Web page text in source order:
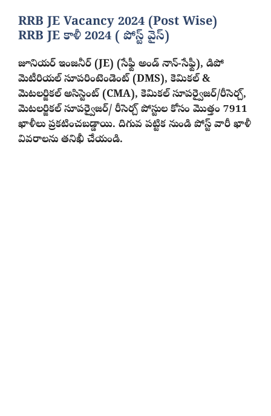
RRB JE Vacancy 2024 (Post Wise)
RRB JE కాళీ 2024 ( పోస్ట్ వైస్)
జూనియర్ ఇంజనీర్ (JE) (సేఫ్టీ అండ్ నాన్-సేఫ్టీ), డిపో
మెటీరియల్ సూపరింటెండెంట్ (DMS), కెమికల్ &
మెటలర్జికల్ అసిస్టెంట్ (CMA), కెమికల్ సూపర్వైజర్/రీసెర్చ్,
మెటలర్జికల్ సూపర్వైజర్/ రీసెర్చ్ పోస్టుల కోసం మొత్తం 7911
ఖాళీలు ప్రకటించబడ్డాయి. దిగువ పట్టిక నుండి పోస్ట్ వారీ ఖాళీ
వివరాలను తనిఖీ చేయండి.